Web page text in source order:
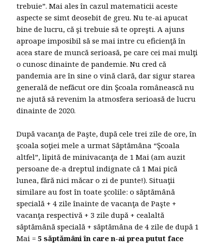
trebuie”. Mai ales în cazul matematicii aceste
aspecte se simt deosebit de greu. Nu te-ai apucat
bine de lucru, că şi trebuie să te opreşti. A ajuns
aproape imposibil să se mai intre cu eficienţă în
acea stare de muncă serioasă, pe care cei mai mulţi
o cunosc dinainte de pandemie. Nu cred că
pandemia are în sine o vină clară, dar sigur starea
generală de nefăcut ore din Şcoala românească nu
ne ajută să revenim la atmosfera serioasă de lucru
dinainte de 2020.
După vacanţa de Paşte, după cele trei zile de ore, în
şcoala soţiei mele a urmat Săptămâna “Şcoala
altfel”, lipită de minivacanţa de 1 Mai (am auzit
persoane de-a dreptul indignate că 1 Mai pică
lunea, fără nici măcar o zi de punte!). Situaţii
similare au fost în toate şcolile: o săptămână
specială + 4 zile înainte de vacanţa de Paşte +
vacanţa respectivă + 3 zile după + cealaltă
săptămână specială + săptămâna de 4 zile de după 1
Mai =5 săptămâni în care n-ai prea putut face